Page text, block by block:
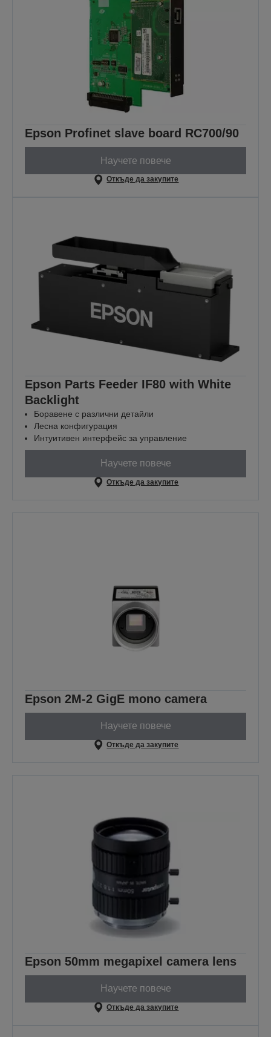
Epson Profinet slave board RC700/90
Научете повече
Откъде да закупите
Epson Parts Feeder IF80 with White
Backlight
Боравене с различни детайли
Лесна конфигурация
Интуитивен интерфейс за управление
Научете повече
Откъде да закупите
Epson 2M-2 GigE mono camera
Научете повече
Откъде да закупите
Epson 50mm megapixel camera lens
Научете повече
Откъде да закупите